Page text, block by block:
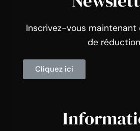
Inscrivez-vous maintenant
de réduction
Cliquez ici